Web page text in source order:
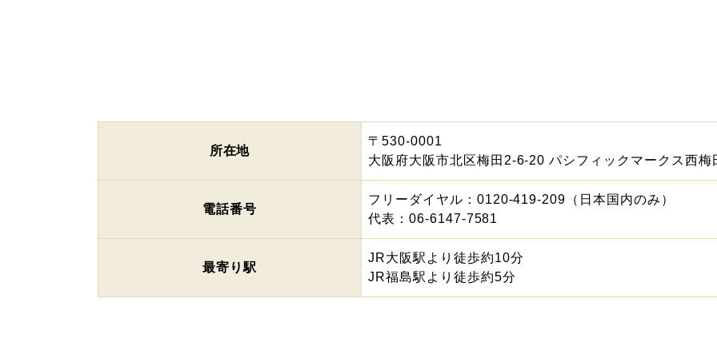
所在地
〒530-0001
大阪府大阪市北区梅田2-6-20 パシフィックマークス西梅
電話番号
フリーダイヤル：0120-419-209（日本国内のみ）
代表：06-6147-7581
最寄り駅
JR大阪駅より徒歩約10分
JR福島駅より徒歩約5分